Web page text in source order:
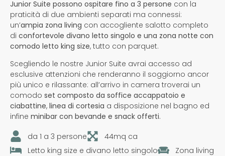
Junior Suite possono ospitare fino a 3 persone con la
praticità di due ambienti separati ma connessi:
un’ampia zona living con accogliente salotto completo
di confortevole divano letto singolo e una zona notte con
comodo letto king size, tutto con parquet.
Scegliendo le nostre Junior Suite avrai accesso ad
esclusive attenzioni che renderanno il soggiorno ancor
più unico e rilassante: all’arrivo in camera troverai un
comodo set composto da soffice accappatoio e
ciabattine, linea di cortesia a disposizione nel bagno ed
infine minibar con bevande e snack offerti.
da 1 a 3 persone
44mq ca
Letto king size e divano letto singolo
Zona living